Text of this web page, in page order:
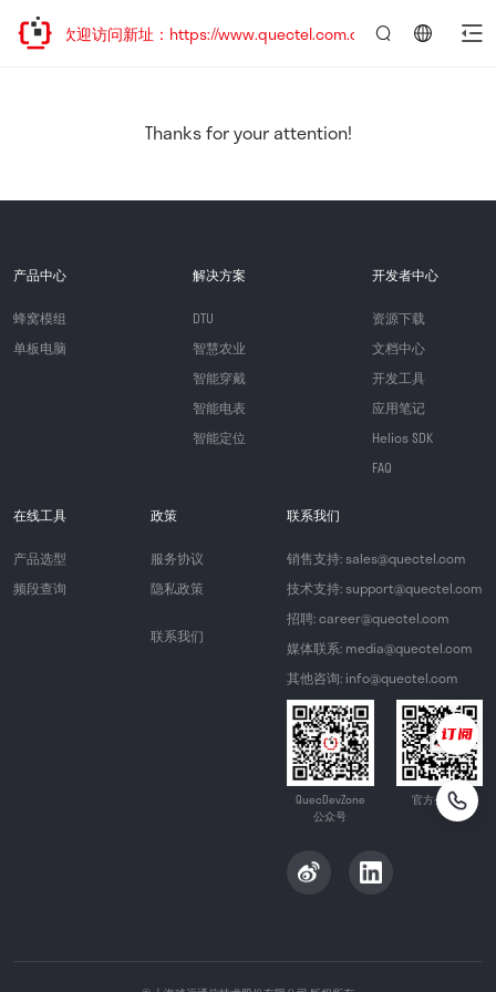
迁移，欢迎访问新址：https://www.quectel.com.cn
Thanks for your attention!
产品中心
蜂窝模组
单板电脑
解决方案
DTU
智慧农业
智能穿戴
智能电表
智能定位
开发者中心
资源下载
文档中心
开发工具
应用笔记
Helios SDK
FAQ
在线工具
产品选型
频段查询
政策
服务协议
隐私政策
联系我们
联系我们
销售支持: sales@quectel.com
技术支持: support@quectel.com
招聘: career@quectel.com
媒体联系: media@quectel.com
其他咨询: info@quectel.com
QuecDevZone
公众号
官方公众号